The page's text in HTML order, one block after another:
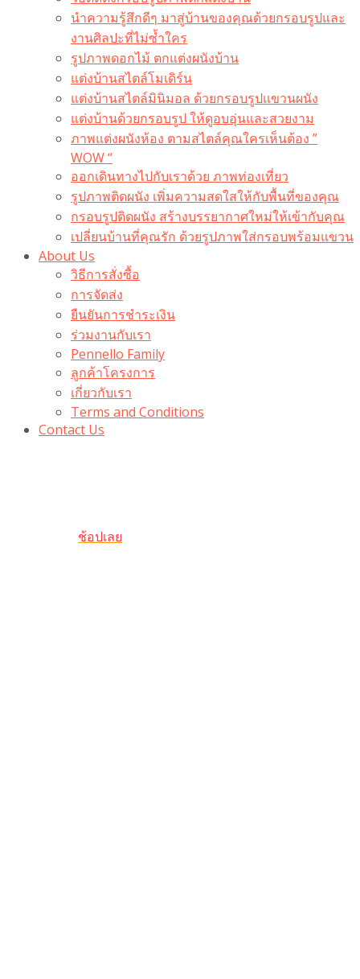
นำความรู้สึกดีๆ มาสู่บ้านของคุณด้วยกรอบรูปและ
งานศิลปะที่ไม่ซ้ำใคร
รูปภาพดอกไม้ ตกแต่งผนังบ้าน
แต่งบ้านสไตล์โมเดิร์น
แต่งบ้านสไตล์มินิมอล ด้วยกรอบรูปแขวนผนัง
แต่งบ้านด้วยกรอบรูป ให้ดูอบอุ่นและสวยงาม
ภาพแต่งผนังห้อง ตามสไตล์คุณใครเห็นต้อง ”
WOW “
ออกเดินทางไปกับเราด้วย ภาพท่องเที่ยว
รูปภาพติดผนัง เพิ่มความสดใสให้กับพื้นที่ของคุณ
กรอบรูปติดผนัง สร้างบรรยากาศใหม่ให้เข้ากับคุณ
เปลี่ยนบ้านที่คุณรัก ด้วยรูปภาพใส่กรอบพร้อมแขวน​
About Us
วิธีการสั่งซื้อ
การจัดส่ง
ยืนยันการชำระเงิน
ร่วมงานกับเรา
Pennello Family
ลูกค้าโครงการ
เกี่ยวกับเรา
Terms and Conditions
Contact Us
ช้อปเลย